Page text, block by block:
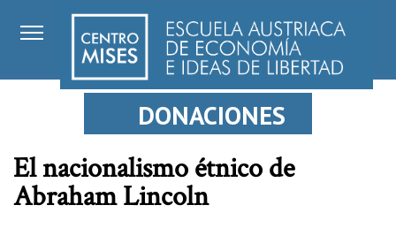
DONACIONES
El nacionalismo étnico de
Abraham Lincoln